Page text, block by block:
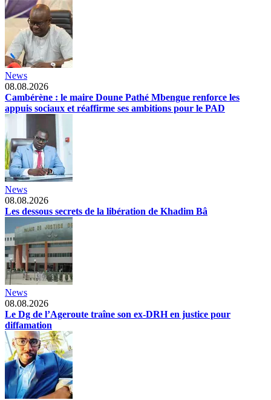
News
08.08.2026
Cambérène : le maire Doune Pathé Mbengue renforce les
appuis sociaux et réaffirme ses ambitions pour le PAD
News
08.08.2026
Les dessous secrets de la libération de Khadim Bâ
News
08.08.2026
Le Dg de l’Ageroute traîne son ex-DRH en justice pour
diffamation